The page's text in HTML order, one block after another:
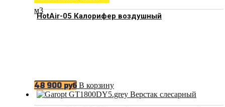
м3
HotAir-05 Калорифер воздушный
48 900 руб В корзину